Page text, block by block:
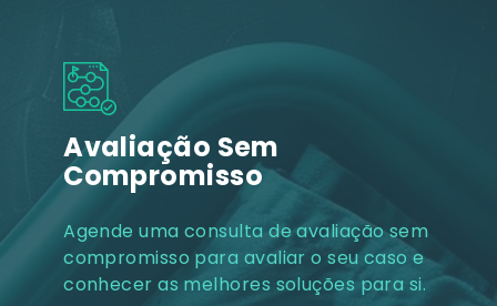
Avaliação Sem
Compromisso
Agende uma consulta de avaliação sem
compromisso para avaliar o seu caso e
conhecer as melhores soluções para si.